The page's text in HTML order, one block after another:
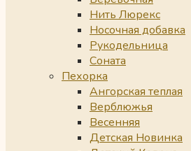
Нить Люрекс
Носочная добавка
Рукодельница
Соната
Пехорка
Ангорская теплая
Верблюжья
Весенняя
Детская Новинка